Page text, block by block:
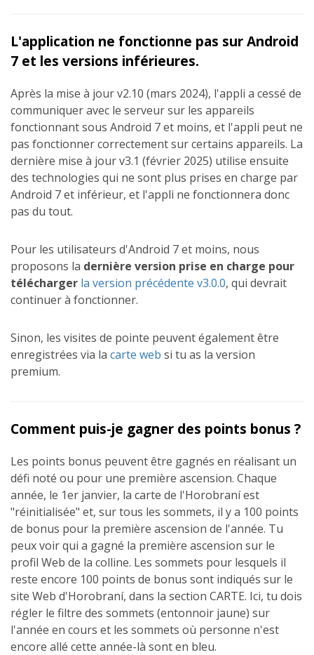
L'application ne fonctionne pas sur Android
7 et les versions inférieures.
Après la mise à jour v2.10 (mars 2024), l'appli a cessé de
communiquer avec le serveur sur les appareils
fonctionnant sous Android 7 et moins, et l'appli peut ne
pas fonctionner correctement sur certains appareils. La
dernière mise à jour v3.1 (février 2025) utilise ensuite
des technologies qui ne sont plus prises en charge par
Android 7 et inférieur, et l'appli ne fonctionnera donc
pas du tout.
Pour les utilisateurs d'Android 7 et moins, nous
proposons la dernière version prise en charge pour
télécharger la version précédente v3.0.0, qui devrait
continuer à fonctionner.
Sinon, les visites de pointe peuvent également être
enregistrées via la carte web si tu as la version
premium.
Comment puis-je gagner des points bonus ?
Les points bonus peuvent être gagnés en réalisant un
défi noté ou pour une première ascension. Chaque
année, le 1er janvier, la carte de l'Horobraní est
"réinitialisée" et, sur tous les sommets, il y a 100 points
de bonus pour la première ascension de l'année. Tu
peux voir qui a gagné la première ascension sur le
profil Web de la colline. Les sommets pour lesquels il
reste encore 100 points de bonus sont indiqués sur le
site Web d'Horobraní, dans la section CARTE. Ici, tu dois
régler le filtre des sommets (entonnoir jaune) sur
l'année en cours et les sommets où personne n'est
encore allé cette année-là sont en bleu.